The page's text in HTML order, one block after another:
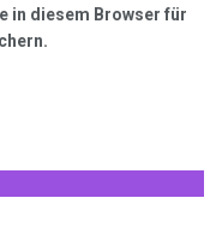
in diesem Browser für